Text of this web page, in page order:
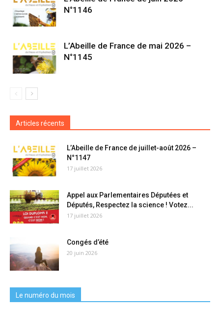
N°1146
L’Abeille de France de mai 2026 –
N°1145
Articles récents
L’Abeille de France de juillet-août 2026 –
N°1147
17 juillet 2026
Appel aux Parlementaires Députées et
Députés, Respectez la science ! Votez...
17 juillet 2026
Congés d’été
20 juin 2026
Le numéro du mois